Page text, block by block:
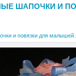
ШАПОЧКИ И
и повязки для